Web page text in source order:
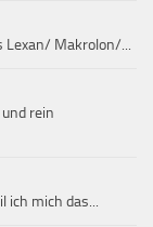
Lexan/ Makrolon/...
rein
ich mich das...